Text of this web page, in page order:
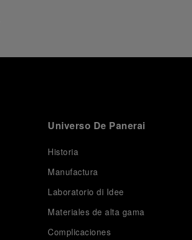
Universo De Panerai
Historia
Manufactura
Laboratorio di Idee
Materiales de alta gama
Complicaciones